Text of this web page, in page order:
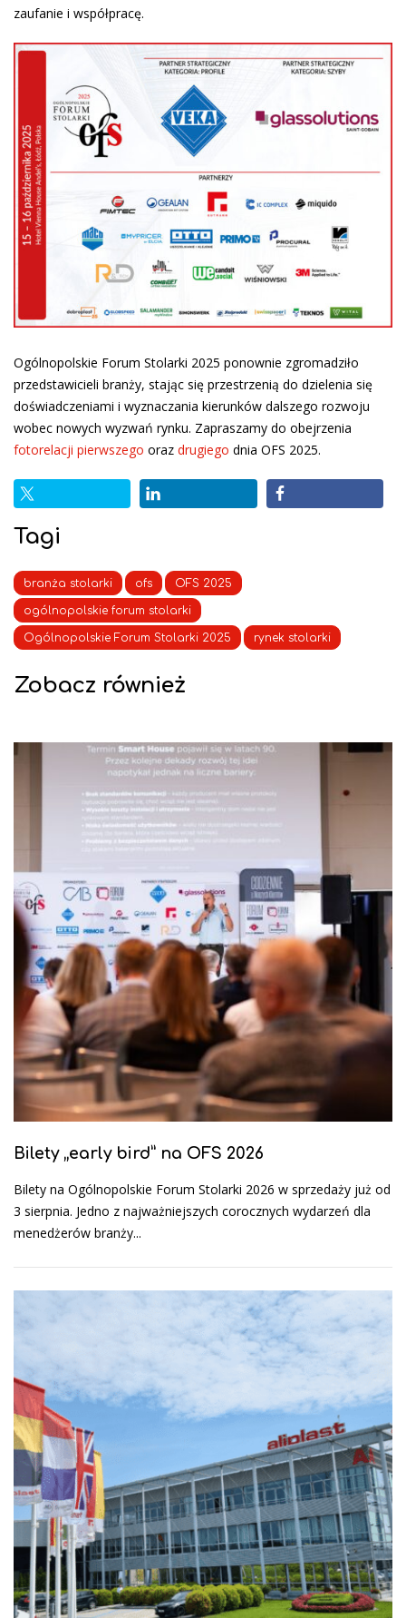
zaufanie i współpracę.
Ogólnopolskie Forum Stolarki 2025 ponownie zgromadziło
przedstawicieli branży, stając się przestrzenią do dzielenia się
doświadczeniami i wyznaczania kierunków dalszego rozwoju
wobec nowych wyzwań rynku. Zapraszamy do obejrzenia
fotorelacji pierwszego oraz drugiego dnia OFS 2025.
Tagi
branża stolarki ofs OFS 2025
ogólnopolskie forum stolarki
Ogólnopolskie Forum Stolarki 2025 rynek stolarki
Zobacz również
Bilety „early bird” na OFS 2026
Bilety na Ogólnopolskie Forum Stolarki 2026 w sprzedaży już od
3 sierpnia. Jedno z najważniejszych corocznych wydarzeń dla
menedżerów branży...